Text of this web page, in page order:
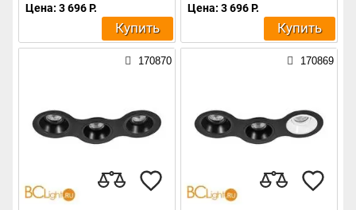
Цена: 3 696 Р.
Купить
Цена: 3 696 Р.
Купить
170870 170869